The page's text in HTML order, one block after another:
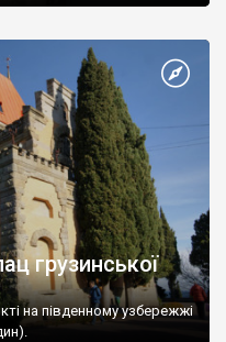
грузинської
на південному узбережжі